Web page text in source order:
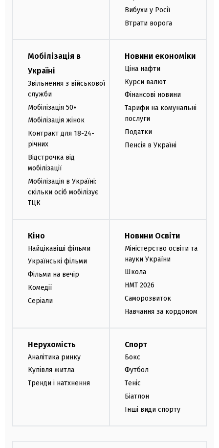
Вибухи у Росії
Втрати ворога
Мобілізація в
Україні
Звільнення з військової
служби
Мобілізація 50+
Мобілізація жінок
Контракт для 18-24-
річних
Відстрочка від
мобілізації
Мобілізація в Україні:
скільки осіб мобілізує
ТЦК
Новини економіки
Ціна нафти
Курси валют
Фінансові новини
Тарифи на комунальні
послуги
Податки
Пенсія в Україні
Кіно
Найцікавіші фільми
Українські фільми
Фільми на вечір
Комедії
Серіали
Новини Освіти
Міністерство освіти та
науки України
Школа
НМТ 2026
Саморозвиток
Навчання за кордоном
Нерухомість
Аналітика ринку
Купівля житла
Тренди і натхнення
Спорт
Бокс
Футбол
Теніс
Біатлон
Інші види спорту